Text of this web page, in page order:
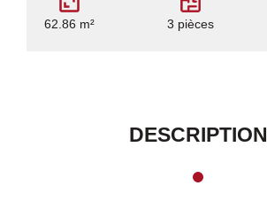
62.86 m² 3 pièces
DESCRIPTION